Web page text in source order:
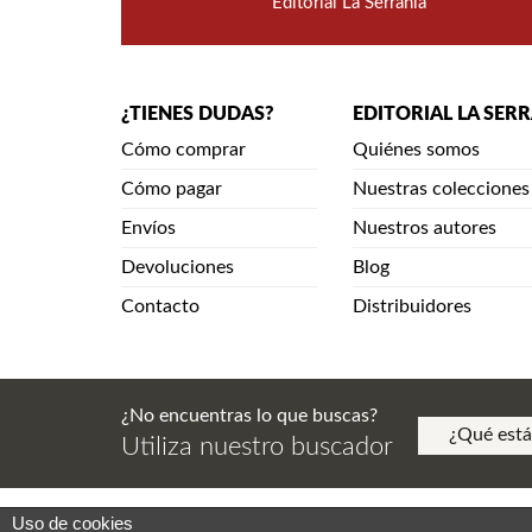
¿TIENES DUDAS?
Cómo comprar
Cómo pagar
Envíos
Devoluciones
Contacto
EDITORIAL LA
Quiénes somos
Nuestras colecciones
Nuestros autores
Blog
Distribuidores
¿No encuentras lo que buscas?
Utiliza nuestro buscador
Aviso Legal. Política de Privacidad. Aviso de
Uso de cookies